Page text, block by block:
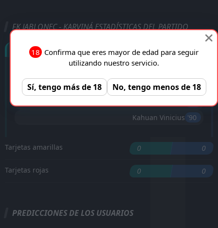
FK JABLONEC - KARVINÁ ESTADÍSTICAS DEL PARTIDO
Goles
O. Conde '44 ︎
Kahuan Vinicius '90 ︎
Tarjetas amarillas 0 0
Tarjetas rojas 0 0
PREDICCIONES DE LOS USUARIOS
18 Confirma que eres mayor de edad para seguir
utilizando nuestro servicio.
Sí, tengo más de 18 No, tengo menos de 18